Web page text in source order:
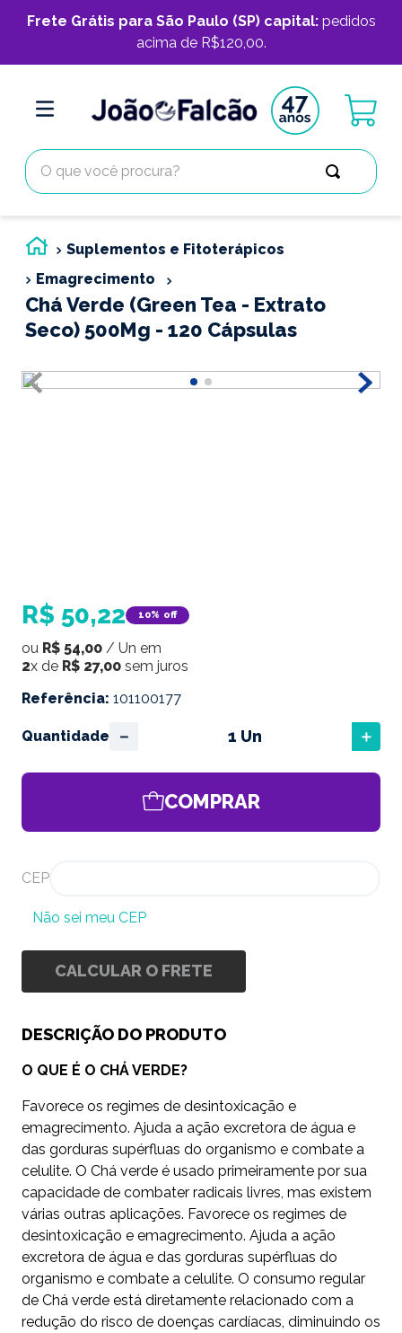
Frete Grátis para São Paulo (SP) capital:pedidos
acima de R$120,00.
O que você procura?
Suplementos e Fitoterápicos
Emagrecimento
Chá Verde (Green Tea - Extrato
Seco) 500Mg - 120 Cápsulas
R$ 50,22 10% off
ou R$ 54,00 / Un em
2x de R$ 27,00 sem juros
Referência: 101100177
Quantidade ＋
－
COMPRAR
CEP
Não sei meu CEP
CALCULAR O FRETE
DESCRIÇÃO DO PRODUTO
O QUE É O CHÁ VERDE?
Favorece os regimes de desintoxicação e
emagrecimento. Ajuda a ação excretora de água e
das gorduras supérfluas do organismo e combate a
celulite. O Chá verde é usado primeiramente por sua
capacidade de combater radicais livres, mas existem
várias outras aplicações. Favorece os regimes de
desintoxicação e emagrecimento. Ajuda a ação
excretora de água e das gorduras supérfluas do
organismo e combate a celulite. O consumo regular
de Chá verde está diretamente relacionado com a
redução do risco de doenças cardíacas, diminuindo os